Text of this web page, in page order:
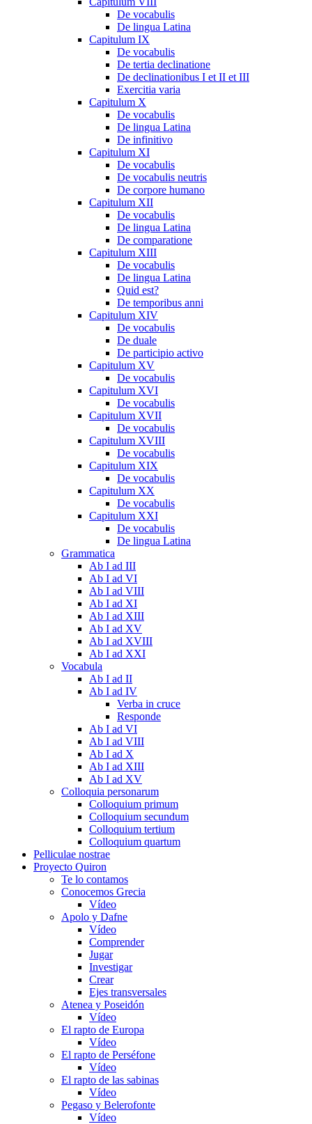
De vocabulis
De lingua Latina
Capitulum IX
De vocabulis
De tertia declinatione
De declinationibus I et II et III
Exercitia varia
Capitulum X
De vocabulis
De lingua Latina
De infinitivo
Capitulum XI
De vocabulis
De vocabulis neutris
De corpore humano
Capitulum XII
De vocabulis
De lingua Latina
De comparatione
Capitulum XIII
De vocabulis
De lingua Latina
Quid est?
De temporibus anni
Capitulum XIV
De vocabulis
De duale
De participio activo
Capitulum XV
De vocabulis
Capitulum XVI
De vocabulis
Capitulum XVII
De vocabulis
Capitulum XVIII
De vocabulis
Capitulum XIX
De vocabulis
Capitulum XX
De vocabulis
Capitulum XXI
De vocabulis
De lingua Latina
Grammatica
Ab I ad III
Ab I ad VI
Ab I ad VIII
Ab I ad XI
Ab I ad XIII
Ab I ad XV
Ab I ad XVIII
Ab I ad XXI
Vocabula
Ab I ad II
Ab I ad IV
Verba in cruce
Responde
Ab I ad VI
Ab I ad VIII
Ab I ad X
Ab I ad XIII
Ab I ad XV
Colloquia personarum
Colloquium primum
Colloquium secundum
Colloquium tertium
Colloquium quartum
Pelliculae nostrae
Proyecto Quiron
Te lo contamos
Conocemos Grecia
Vídeo
Apolo y Dafne
Vídeo
Comprender
Jugar
Investigar
Crear
Ejes transversales
Atenea y Poseidón
Vídeo
El rapto de Europa
Vídeo
El rapto de Perséfone
Vídeo
El rapto de las sabinas
Vídeo
Pegaso y Belerofonte
Vídeo